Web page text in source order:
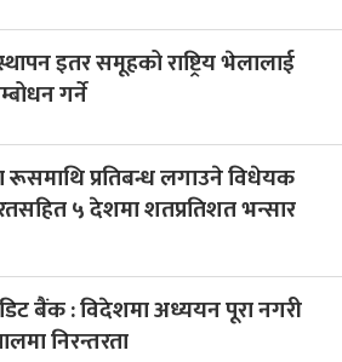
इतर समूहको राष्ट्रिय भेलालाई
गर्ने
रूसमाथि प्रतिबन्ध लगाउने विधेयक
५ देशमा शतप्रतिशत भन्सार
बैंक : विदेशमा अध्ययन पूरा नगरी
निरन्तरता